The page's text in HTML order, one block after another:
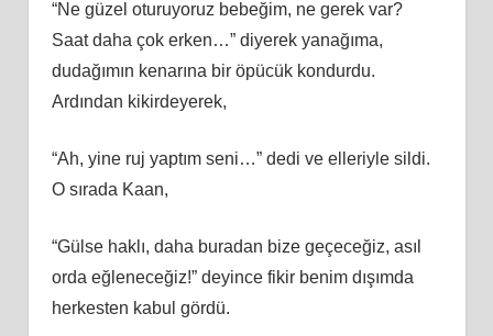
“Ne güzel oturuyoruz bebeğim, ne gerek var?
Saat daha çok erken…” diyerek yanağıma,
dudağımın kenarına bir öpücük kondurdu.
Ardından kikirdeyerek,
“Ah, yine ruj yaptım seni…” dedi ve elleriyle sildi.
O sırada Kaan,
“Gülse haklı, daha buradan bize geçeceğiz, asıl
orda eğleneceğiz!” deyince fikir benim dışımda
herkesten kabul gördü.